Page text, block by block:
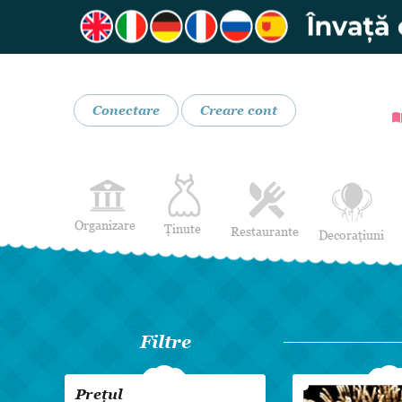
Conectare Creare cont
Organizare Ținute
Costume de Mire
Încălțăminte și Accesorii
Restaurante Decorațiuni
Filtre
Prețul